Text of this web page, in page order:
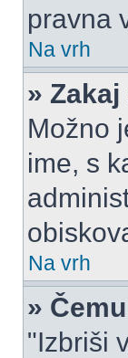
pravna
Na vrh
»
Možno
ime, s
Na vrh
»
"Izbriši